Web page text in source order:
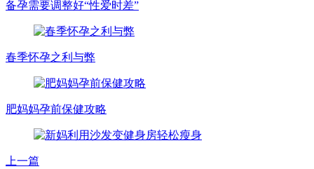
备孕需要调整好“性爱时差”
春季怀孕之利与弊
肥妈妈孕前保健攻略
上一篇